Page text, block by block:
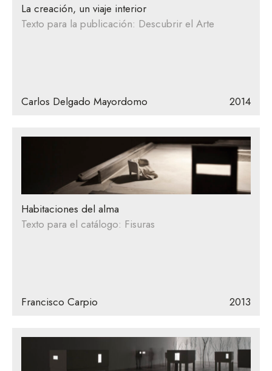
La creación, un viaje interior
Texto para la publicación: Descubrir el Arte
Carlos Delgado Mayordomo 2014
Habitaciones del alma
Texto para el catálogo: Fisuras
Francisco Carpio 2013